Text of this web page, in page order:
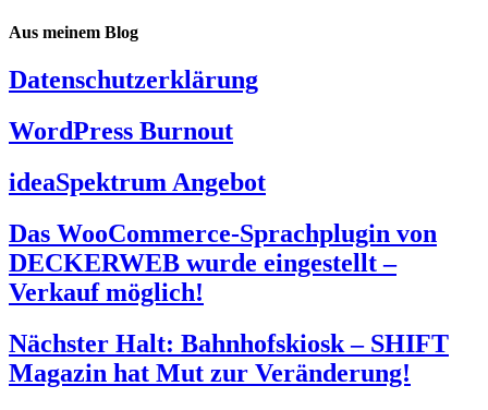
Aus meinem Blog
Datenschutzerklärung
WordPress Burnout
ideaSpektrum Angebot
Das WooCommerce-Sprachplugin von
DECKERWEB wurde eingestellt –
Verkauf möglich!
Nächster Halt: Bahnhofskiosk – SHIFT
Magazin hat Mut zur Veränderung!